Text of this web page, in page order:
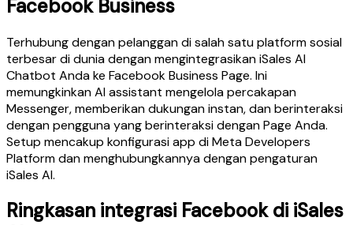
Facebook Business
Terhubung dengan pelanggan di salah satu platform sosial
terbesar di dunia dengan mengintegrasikan iSales AI
Chatbot Anda ke Facebook Business Page. Ini
memungkinkan AI assistant mengelola percakapan
Messenger, memberikan dukungan instan, dan berinteraksi
dengan pengguna yang berinteraksi dengan Page Anda.
Setup mencakup konfigurasi app di Meta Developers
Platform dan menghubungkannya dengan pengaturan
iSales AI.
Ringkasan integrasi Facebook di iSales